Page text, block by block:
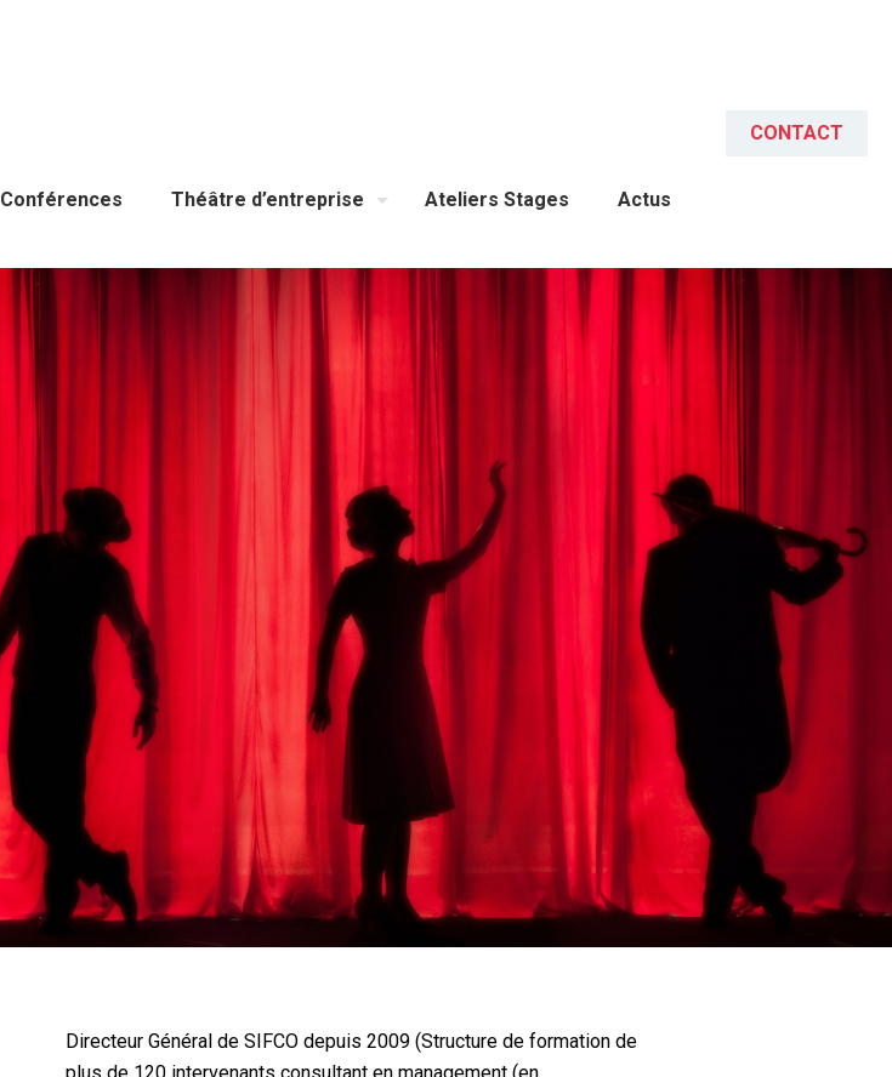
Conférences Théâtre d’entreprise Ateliers Stages Actus
CONTACT
Directeur Général de SIFCO depuis 2009 (Structure de formation de